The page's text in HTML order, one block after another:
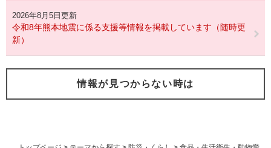
2026年8月5日更新
令和8年熊本地震に係る支援等情報を掲載しています（随時更
新）
情報が見つからない時は